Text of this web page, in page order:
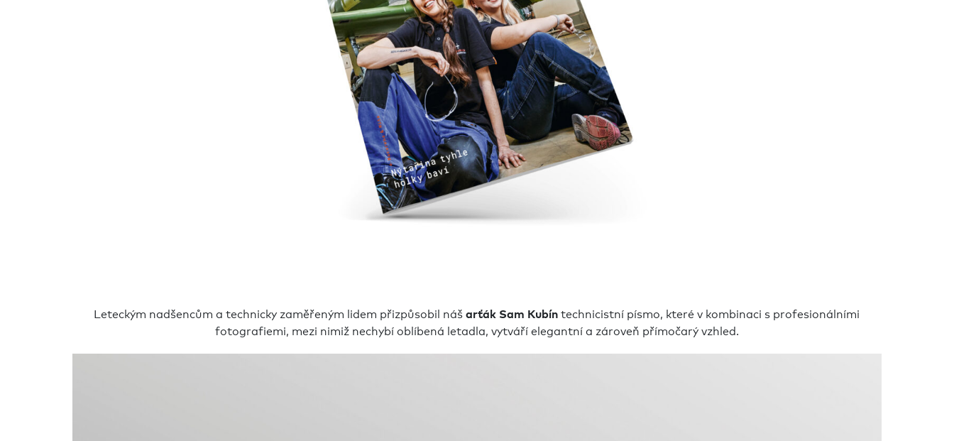
Leteckým nadšencům a technicky zaměřeným lidem přizpůsobil nášarťák Sam Kubíntechnicistní písmo, které v kombinaci s profesionálními
fotografiemi, mezi nimiž nechybí oblíbená letadla, vytváří elegantní a zároveň přímočarý vzhled.